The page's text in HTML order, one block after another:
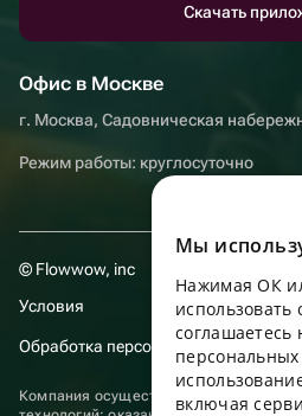
Скачать
Офис в Москве
г. Москва, Садовническая
Режим работы: круглосуточно
© Flowwow, inc
Условия
Обработка персональных данных
Компания осуществляет
Мы
Нажимая ОК
использовать
соглашаетесь
включая